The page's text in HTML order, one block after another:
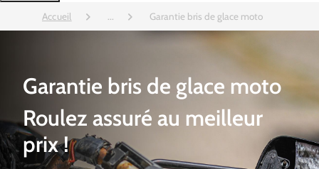
Accueil ... Garantie bris de glace moto
Garantie bris de glace moto
Roulez assuré au meilleur
prix !